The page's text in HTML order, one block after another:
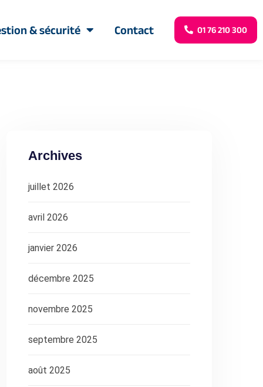
& sécurité Contact 01 76 210 300
Archives
juillet 2026
avril 2026
janvier 2026
décembre 2025
novembre 2025
septembre 2025
août 2025